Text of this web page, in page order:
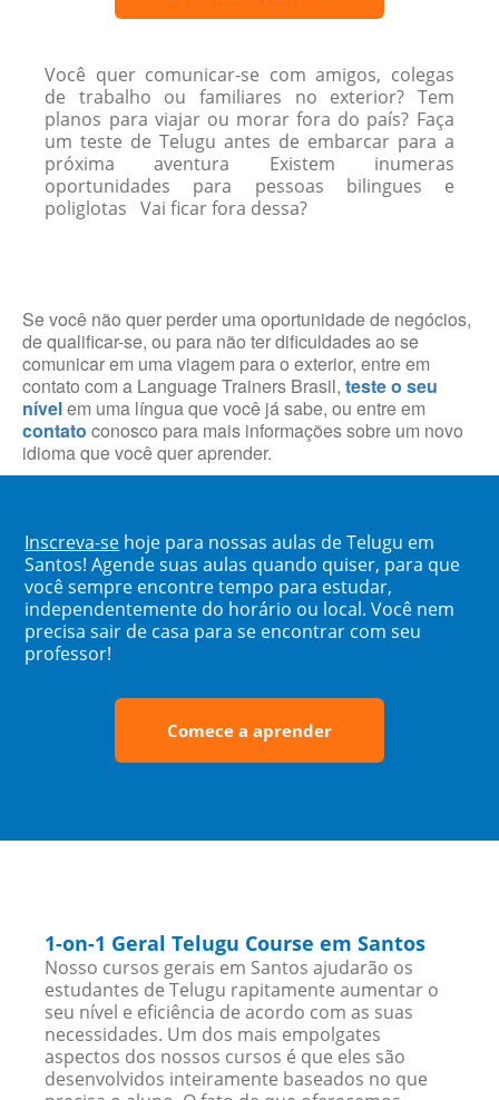
Você quer comunicar-se com amigos, colegas
de trabalho ou familiares no exterior? Tem
planos para viajar ou morar fora do país? Faça
um teste de Telugu antes de embarcar para a
próxima aventura Existem inumeras
oportunidades para pessoas bilingues e
poliglotas Vai ficar fora dessa?
Se você não quer perder uma oportunidade de negócios,
de qualificar-se, ou para não ter dificuldades ao se
comunicar em uma viagem para o exterior, entre em
contato com a Language Trainers Brasil, teste o seu
nívelem uma língua que você já sabe, ou entre em
contato conosco para mais informações sobre um novo
idioma que você quer aprender.
Inscreva-se hoje para nossas aulas de Telugu em
Santos! Agende suas aulas quando quiser, para que
você sempre encontre tempo para estudar,
independentemente do horário ou local. Você nem
precisa sair de casa para se encontrar com seu
professor!
Comece a aprender
1-on-1 Geral Telugu Course em Santos
Nosso cursos gerais em Santos ajudarão os
estudantes de Telugu rapitamente aumentar o
seu nível e eficiência de acordo com as suas
necessidades. Um dos mais empolgates
aspectos dos nossos cursos é que eles são
desenvolvidos inteiramente baseados no que